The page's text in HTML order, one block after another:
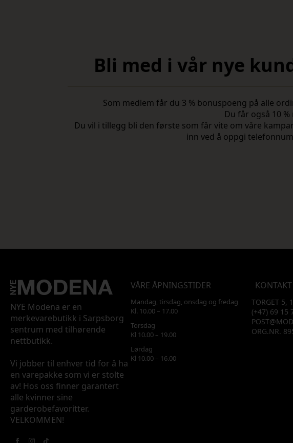
Bli med i vår nye
Som medlem får du 3 % bonuspoeng på alle
Du får også 10
Du vil i tillegg bli den første som får vite om våre
inn ved å oppgi
NYE Modena er en
merkevarebutikk i Sarpsborg
sentrum med tilhørende
nettbutikk.
Vi jobber til enhver tid for å ha
en varepakke som vi er stolte
av! Hos oss finner garantert
alle kvinner sine
garderobefavoritter.
VELKOMMEN!
VÅRE ÅPNINGSTIDER
Mandag, tirsdag, onsdag og fredag
Kl. 10.00 – 17.00
Torsdag
Kl 10.00 – 19.00
Lørdag
Kl 10.00 – 16.00
TORGET 5,
(+47) 69 15
ORG.NR.